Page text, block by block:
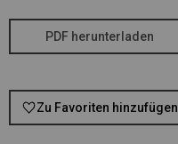
PDF herunterladen
Zu Favoriten hinzufügen